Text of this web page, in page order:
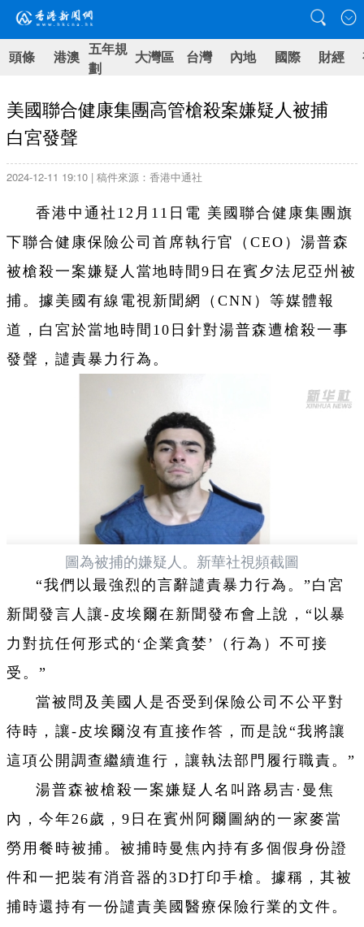
頭條 港澳 五年規
劃
大灣區 台灣 內地 國際 財經
美國聯合健康集團高管槍殺案嫌疑人被捕
白宮發聲
2024-12-11 19:10 | 稿件來源：香港中通社
香港中通社12月11日電 美國聯合健康集團旗
下聯合健康保險公司首席執行官（CEO）湯普森
被槍殺一案嫌疑人當地時間9日在賓夕法尼亞州被
捕。據美國有線電視新聞網（CNN）等媒體報
道，白宮於當地時間10日針對湯普森遭槍殺一事
發聲，譴責暴力行為。
圖為被捕的嫌疑人。新華社視頻截圖
“我們以最強烈的言辭譴責暴力行為。”白宮
新聞發言人讓-皮埃爾在新聞發布會上說，“以暴
力對抗任何形式的‘企業貪婪’（行為）不可接
受。”
當被問及美國人是否受到保險公司不公平對
待時，讓-皮埃爾沒有直接作答，而是說“我將讓
這項公開調查繼續進行，讓執法部門履行職責。”
湯普森被槍殺一案嫌疑人名叫路易吉·曼焦
內，今年26歲，9日在賓州阿爾圖納的一家麥當
勞用餐時被捕。被捕時曼焦內持有多個假身份證
件和一把裝有消音器的3D打印手槍。據稱，其被
捕時還持有一份譴責美國醫療保險行業的文件。